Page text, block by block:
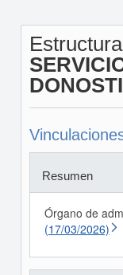
Resumen
Órgano de
(17/03/2026)